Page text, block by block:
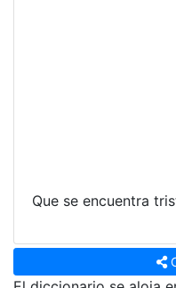
Que se encuentra